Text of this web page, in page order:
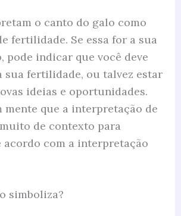
o canto do galo como
fertilidade. Se essa for a sua
pode indicar que você deve
sua fertilidade, ou talvez estar
ideias e oportunidades.
mente que a interpretação de
de contexto para
acordo com a interpretação
simboliza?